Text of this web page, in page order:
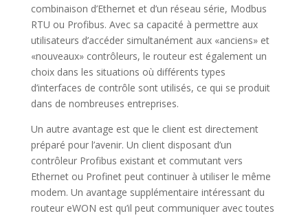
combinaison d’Ethernet et d’un réseau série, Modbus
RTU ou Profibus. Avec sa capacité à permettre aux
utilisateurs d’accéder simultanément aux «anciens» et
«nouveaux» contrôleurs, le routeur est également un
choix dans les situations où différents types
d’interfaces de contrôle sont utilisés, ce qui se produit
dans de nombreuses entreprises.
Un autre avantage est que le client est directement
préparé pour l’avenir. Un client disposant d’un
contrôleur Profibus existant et commutant vers
Ethernet ou Profinet peut continuer à utiliser le même
modem. Un avantage supplémentaire intéressant du
routeur eWON est qu’il peut communiquer avec toutes